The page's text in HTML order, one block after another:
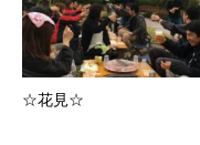
☆花見☆